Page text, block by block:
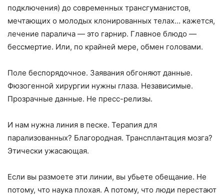
подключения) до современных трансгуманистов,
мечтающих о молодых клонированных телах… кажется,
лечение паралича — это гарнир. Главное блюдо —
бессмертие. Или, по крайней мере, обмен головами.
Поле беспорядочное. Заявания обгоняют данные.
Фюзогенной хирургии нужны глаза. Независимые.
Прозрачные данные. Не пресс-релизы.
И нам нужна линия в песке. Терапия для
парализованных? Благородная. Трансплантация мозга?
Этически ужасающая.
Если вы размоете эти линии, вы убьете обещание. Не
потому, что наука плохая. А потому, что люди перестают